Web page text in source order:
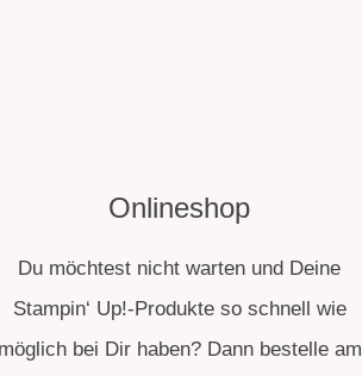
Onlineshop
Du möchtest nicht warten und Deine
Stampin‘ Up!-Produkte so schnell wie
möglich bei Dir haben? Dann bestelle am